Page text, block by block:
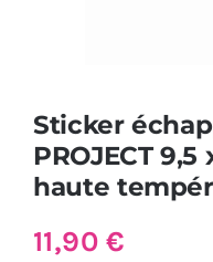
Sticker
PROJECT
haute
11,90€